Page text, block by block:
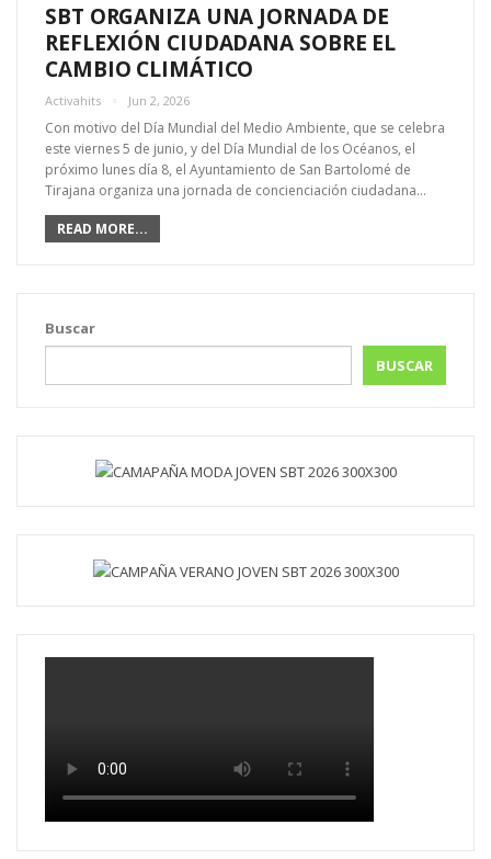
SBT ORGANIZA UNA JORNADA DE
REFLEXIÓN CIUDADANA SOBRE EL
CAMBIO CLIMÁTICO
Activahits Jun 2, 2026
Con motivo del Día Mundial del Medio Ambiente, que se celebra
este viernes 5 de junio, y del Día Mundial de los Océanos, el
próximo lunes día 8, el Ayuntamiento de San Bartolomé de
Tirajana organiza una jornada de concienciación ciudadana…
READ MORE...
Buscar
BUSCAR